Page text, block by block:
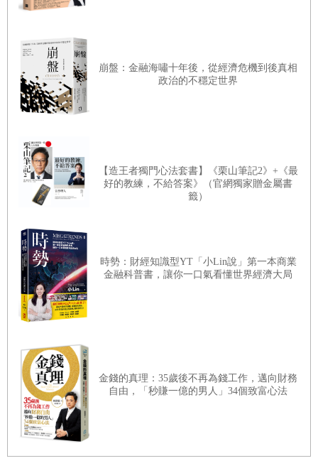
- 德國潛艇對陣英國皇家海軍
- 財富全都消失了
- 希特勒的副手想自己結束戰爭
- 隆美爾將軍所領導的德軍
- 德國發起巴巴羅薩行動
- 英軍摧毀德國最大的戰艦
- 美英聯盟激起希望
- 英國的厄運
▋第六章：德國股市與巴巴羅薩行動
- 希特勒超乎常人的判斷力
- 絕無蘇聯戰俘
- 俄羅斯空軍和步兵團遭到殲滅
- 烏克蘭因痛恨蘇聯而歡迎德軍
- 嚴寒中德軍持續挺進莫斯科
- 德軍的無敵神話破滅了
迷。它為生命、政治、金融市場、財富，以及最重要的生
業餘的喜好，不算專業的研究。二次大戰無疑是世紀之
戰，或許也是千年之戰，因為它幾乎掌控、蹂躪、折磨了
整個世界。它對被征服和隨後被占領的國家，以及後來的
戰敗國影響深遠，是現代檢驗上市股票或任何資產在面臨
極考驗。那也是一場空前的戰鬥，先是軸心國占上風，隨
後同盟國才翻盤取得優勢。
對整個世界來說，1930年代和40年代是相當黑暗的歲
月。除非你深入了解事件的實際發展，否則你不會知道當
時的情況有多惡劣，世界離新的黑暗年代有多麼近。所
以，我在本書中，以大量的篇幅交代戰爭的起伏，以及交
戰雙方領導人的特質和管理風格。我找到一些有關希特
在書中。本書主要是關注1938年和1943年間發生的事件，
而不是同盟國後來的勝利，因為真正的重點在於戰爭的轉
捩點。書中也收錄了韓國的狀況，因為韓國對日本市場很
重要。
崩盤：金融海嘯十年後，從經濟危機到後真相
政治的不穩定世界
【造王者獨門心法套書】《栗山筆記2》+《最
好的教練，不給答案》（官網獨家贈金屬書
籤）
時勢：財經知識型YT「小Lin說」第一本商業
金融科普書，讓你一口氣看懂世界經濟大局
金錢的真理：35歲後不再為錢工作，邁向財務
自由，「秒賺一億的男人」34個致富心法